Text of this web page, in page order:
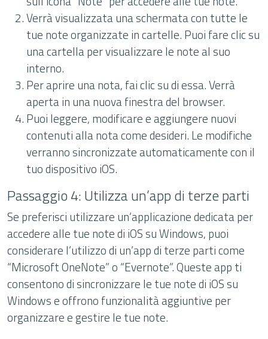
Verrà visualizzata una schermata con tutte le
tue note organizzate in cartelle. Puoi fare clic su
una cartella per visualizzare le note al suo
interno.
Per aprire una nota, fai clic su di essa. Verrà
aperta in una nuova finestra del browser.
Puoi leggere, modificare e aggiungere nuovi
contenuti alla nota come desideri. Le modifiche
verranno sincronizzate automaticamente con il
tuo dispositivo iOS.
Passaggio 4: Utilizza un’app di terze parti
Se preferisci utilizzare un’applicazione dedicata per
accedere alle tue note di iOS su Windows, puoi
considerare l’utilizzo di un’app di terze parti come
“Microsoft OneNote” o “Evernote”. Queste app ti
consentono di sincronizzare le tue note di iOS su
Windows e offrono funzionalità aggiuntive per
organizzare e gestire le tue note.